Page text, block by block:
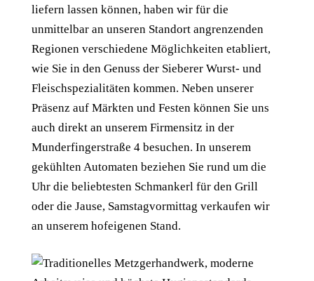
liefern lassen können, haben wir für die
unmittelbar an unseren Standort angrenzenden
Regionen verschiedene Möglichkeiten etabliert,
wie Sie in den Genuss der Sieberer Wurst- und
Fleischspezialitäten kommen. Neben unserer
Präsenz auf Märkten und Festen können Sie uns
auch direkt an unserem Firmensitz in der
Munderfingerstraße 4 besuchen. In unserem
gekühlten Automaten beziehen Sie rund um die
Uhr die beliebtesten Schmankerl für den Grill
oder die Jause, Samstagvormittag verkaufen wir
an unserem hofeigenen Stand.